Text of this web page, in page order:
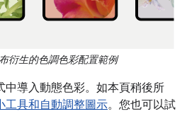
衍生的色調色彩配置範例
中導入動態色彩。如本頁稍後所
工具和自動調整圖示。您也可以試